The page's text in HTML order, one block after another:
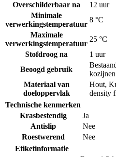
Overschilderbaar na
12 uur
Minimale
verwerkingstemperatuur
8 °C
Maximale
verwerkingstemperatuur
25 °C
Stofdroog na
1 uur
Beoogd gebruik
kozijnen
Materiaal van
doeloppervlak
Hout,
density
Technische kenmerken
Krasbestendig
Ja
Antislip
Nee
Roestwerend
Nee
Etiketinformatie